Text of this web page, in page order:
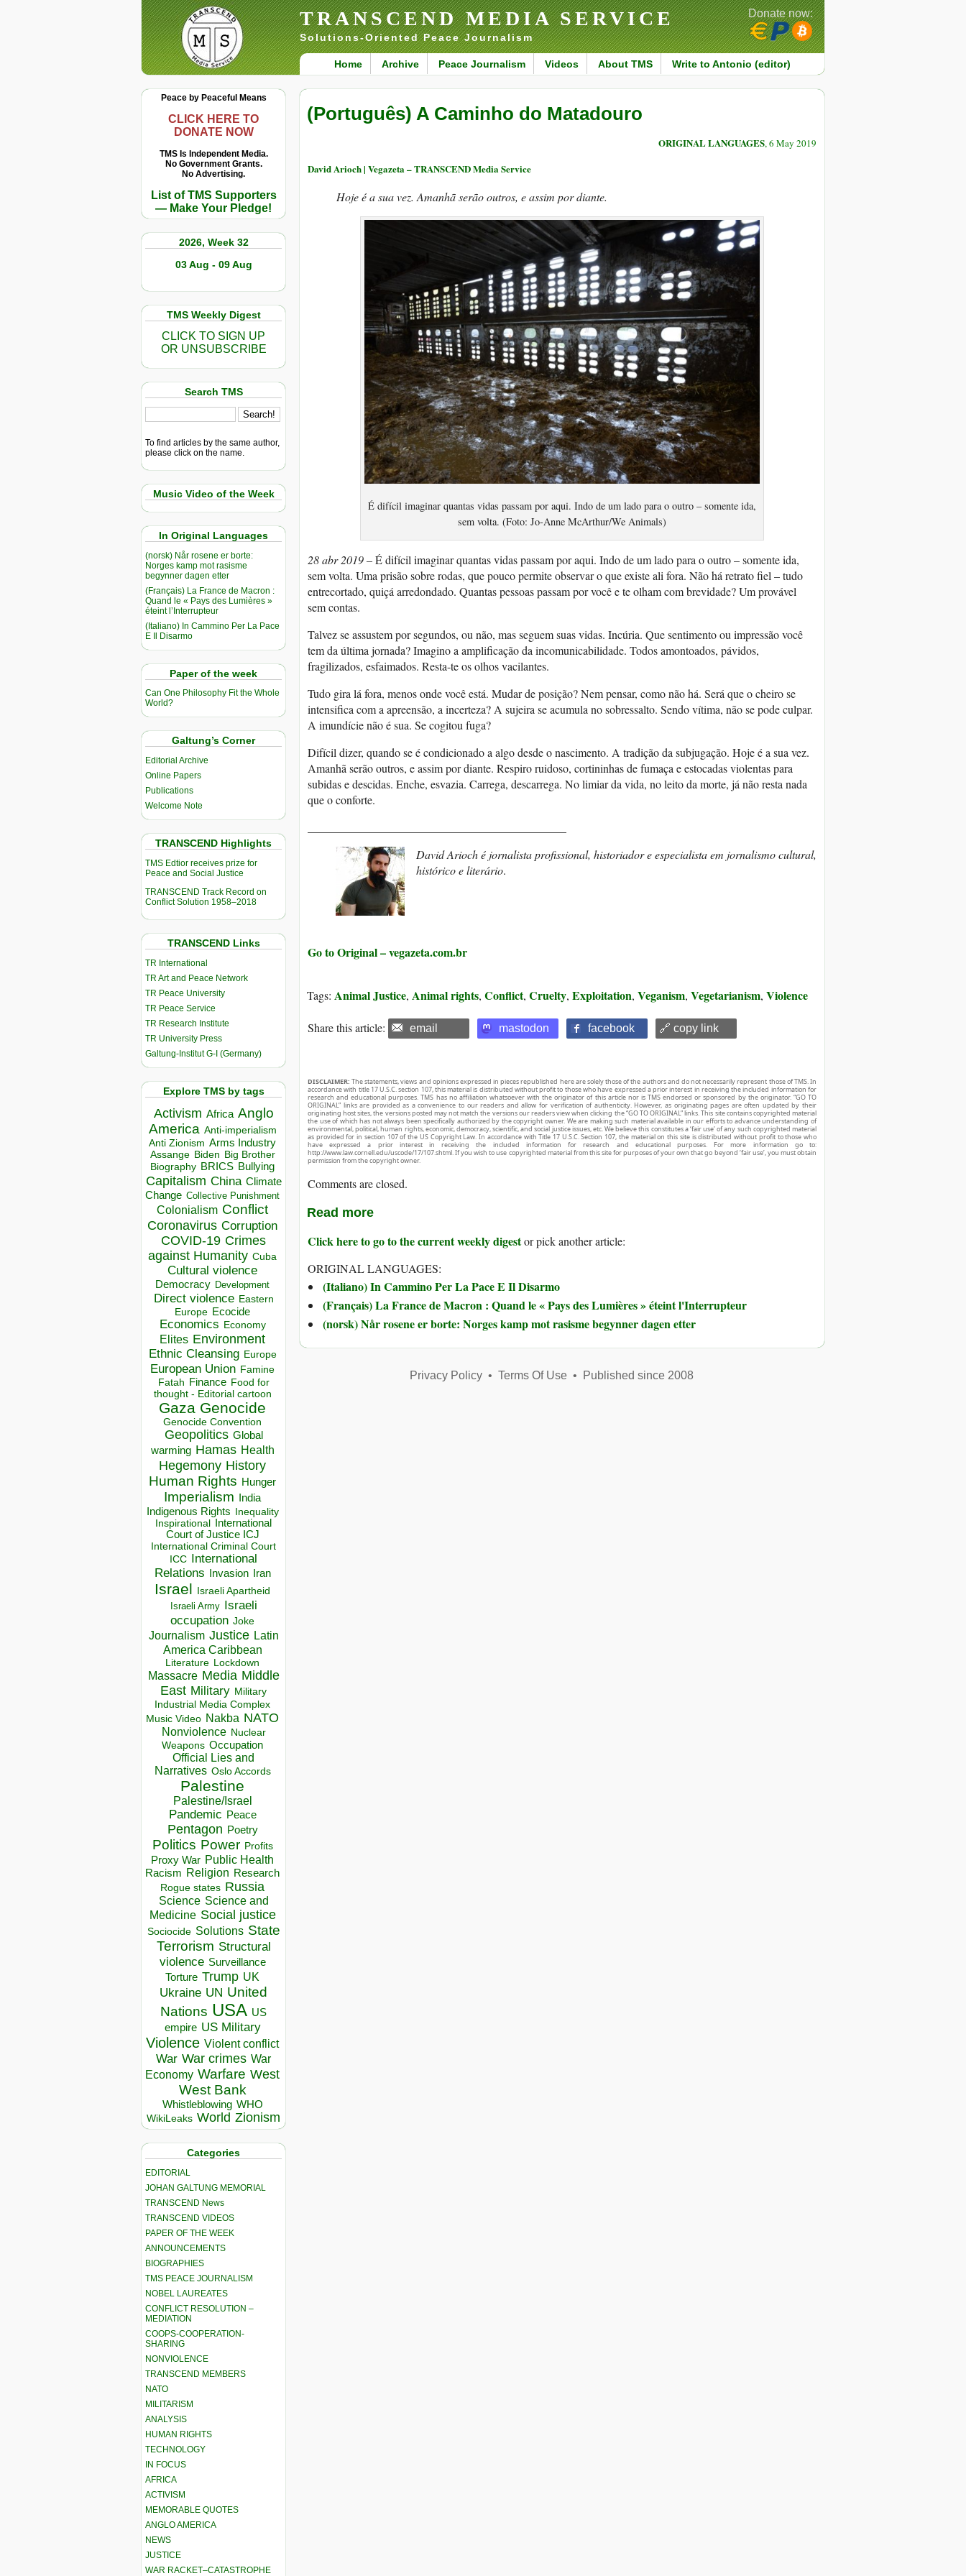
TRANSCEND MEDIA SERVICE
Solutions-Oriented Peace Journalism
Home Archive Peace Journalism Videos About TMS Write to Antonio (editor)
Donate now:
Peace by Peaceful Means
CLICK HERE TO
DONATE NOW
TMS Is Independent Media.
No Government Grants.
No Advertising.
List of TMS Supporters
— Make Your Pledge!
2026, Week 32
03 Aug - 09 Aug
TMS Weekly Digest
CLICK TO SIGN UP
OR UNSUBSCRIBE
Search TMS
To find articles by the same author,
please click on the name.
Music Video of the Week
In Original Languages
(norsk) Når rosene er borte:
Norges kamp mot rasisme
begynner dagen etter
(Français) La France de Macron :
Quand le « Pays des Lumières »
éteint l’Interrupteur
(Italiano) In Cammino Per La Pace
E Il Disarmo
Paper of the week
Can One Philosophy Fit the Whole
World?
Galtung’s Corner
Editorial Archive
Online Papers
Publications
Welcome Note
TRANSCEND Highlights
TMS Edtior receives prize for
Peace and Social Justice
TRANSCEND Track Record on
Conflict Solution 1958–2018
TRANSCEND Links
TR International
TR Art and Peace Network
TR Peace University
TR Peace Service
TR Research Institute
TR University Press
Galtung-Institut G-I (Germany)
Explore TMS by tags
Activism Africa Anglo
America Anti-imperialism
Anti Zionism Arms Industry
Assange Biden Big Brother
Biography BRICS Bullying
Capitalism China Climate
Change Collective Punishment
Colonialism Conflict
Coronavirus Corruption
COVID-19 Crimes
against Humanity Cuba
Cultural violence
Democracy Development
Direct violence Eastern
Europe Ecocide
Economics Economy
Elites Environment
Ethnic Cleansing Europe
European Union Famine
Fatah Finance Food for
thought - Editorial cartoon
Gaza Genocide
Genocide Convention
Geopolitics Global
warming Hamas Health
Hegemony History
Human Rights Hunger
Imperialism India
Indigenous Rights Inequality
Inspirational
International
Court of Justice ICJ
International Criminal Court
ICC
International
Relations
Invasion Iran
Israel Israeli Apartheid
Israeli Army Israeli
occupation Joke
Journalism Justice Latin
America Caribbean
Literature Lockdown
Massacre Media Middle
East Military Military
Industrial Media Complex
Music Video Nakba NATO
Nonviolence Nuclear
Weapons Occupation
Official Lies and
Narratives Oslo Accords
Palestine
Palestine/Israel
Pandemic Peace
Pentagon Poetry
Politics Power Profits
Proxy War Public Health
Racism Religion Research
Rogue states Russia
Science Science and
Medicine Social justice
Sociocide Solutions State
Terrorism Structural
violence Surveillance
Torture Trump UK
Ukraine UN United
Nations USA US
empire US Military
Violence Violent conflict
War War crimes War
Economy Warfare West
West Bank
Whistleblowing WHO
WikiLeaks World Zionism
Categories
EDITORIAL
JOHAN GALTUNG MEMORIAL
TRANSCEND News
TRANSCEND VIDEOS
PAPER OF THE WEEK
ANNOUNCEMENTS
BIOGRAPHIES
TMS PEACE JOURNALISM
NOBEL LAUREATES
CONFLICT RESOLUTION –
MEDIATION
COOPS-COOPERATION-
SHARING
NONVIOLENCE
TRANSCEND MEMBERS
NATO
MILITARISM
ANALYSIS
HUMAN RIGHTS
TECHNOLOGY
IN FOCUS
AFRICA
ACTIVISM
MEMORABLE QUOTES
ANGLO AMERICA
NEWS
JUSTICE
WAR RACKET–CATASTROPHE
(Português) A Caminho do Matadouro
ORIGINAL LANGUAGES, 6 May 2019
David Arioch | Vegazeta – TRANSCEND Media Service
Hoje é a sua vez. Amanhã serão outros, e assim por diante.
É difícil imaginar quantas vidas passam por aqui. Indo de um lado para o outro – somente ida,
sem volta. (Foto: Jo-Anne McArthur/We Animals)
28 abr 2019 –É difícil imaginar quantas vidas passam por aqui. Indo de um lado para o outro – somente ida,
sem volta. Uma prisão sobre rodas, que pouco permite observar o que existe ali fora. Não há retrato fiel – tudo
entrecortado, quiçá arredondado. Quantas pessoas passam por você e te olham com brevidade? Um provável
sem contas.
Talvez se assustem por segundos, ou não, mas seguem suas vidas. Incúria. Que sentimento ou impressão você
tem da última jornada? Imagino a amplificação da incomunicabilidade. Todos amontoados, pávidos,
fragilizados, esfaimados. Resta-te os olhos vacilantes.
Tudo gira lá fora, menos onde você está. Mudar de posição? Nem pensar, como não há. Será que o cheiro se
intensifica com a apreensão, a incerteza? A sujeira se acumula no sobressalto. Sendo vítima, não se pode culpar.
A imundície não é sua. Se cogitou fuga?
Difícil dizer, quando se é condicionado a algo desde o nascimento. A tradição da subjugação. Hoje é a sua vez.
Amanhã serão outros, e assim por diante. Respiro ruidoso, cortininhas de fumaça e estocadas violentas para
subidas e descidas. Enche, esvazia. Carrega, descarrega. No limiar da vida, no leito da morte, já não resta nada
que o conforte.
David Arioch é jornalista profissional, historiador e especialista em jornalismo cultural,
histórico e literário.
Go to Original – vegazeta.com.br
Tags: Animal Justice, Animal rights, Conflict, Cruelty, Exploitation, Veganism, Vegetarianism, Violence
Share this article: email mastodon facebook 🔗 copy link
DISCLAIMER: The statements, views and opinions expressed in pieces republished here are solely those of the authors and do not necessarily represent those of TMS. In
accordance with title 17 U.S.C. section 107, this material is distributed without profit to those who have expressed a prior interest in receiving the included information for
research and educational purposes. TMS has no affiliation whatsoever with the originator of this article nor is TMS endorsed or sponsored by the originator. “GO TO
ORIGINAL” links are provided as a convenience to our readers and allow for verification of authenticity. However, as originating pages are often updated by their
originating host sites, the versions posted may not match the versions our readers view when clicking the “GO TO ORIGINAL” links. This site contains copyrighted material
the use of which has not always been specifically authorized by the copyright owner. We are making such material available in our efforts to advance understanding of
environmental, political, human rights, economic, democracy, scientific, and social justice issues, etc. We believe this constitutes a ‘fair use’ of any such copyrighted material
as provided for in section 107 of the US Copyright Law. In accordance with Title 17 U.S.C. Section 107, the material on this site is distributed without profit to those who
have expressed a prior interest in receiving the included information for research and educational purposes. For more information go to:
http://www.law.cornell.edu/uscode/17/107.shtml. If you wish to use copyrighted material from this site for purposes of your own that go beyond ‘fair use’, you must obtain
permission from the copyright owner.
Comments are closed.
Read more
Click here to go to the current weekly digestor pick another article:
ORIGINAL LANGUAGES:
(Italiano) In Cammino Per La Pace E Il Disarmo
(Français) La France de Macron : Quand le « Pays des Lumières » éteint l'Interrupteur
(norsk) Når rosene er borte: Norges kamp mot rasisme begynner dagen etter
Privacy Policy• Terms Of Use• Published since 2008